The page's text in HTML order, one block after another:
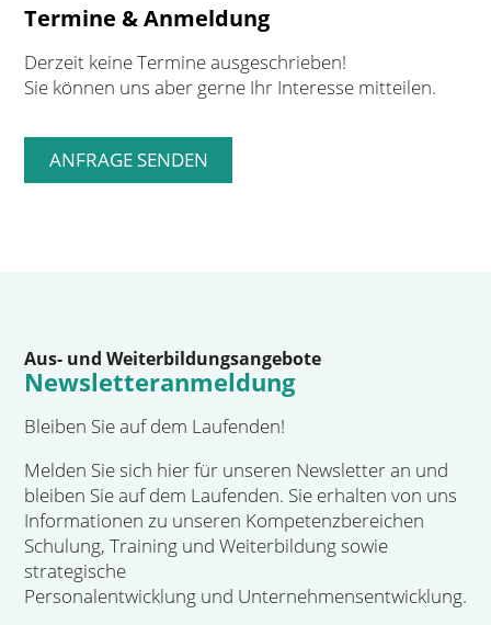
Termine & Anmeldung
Derzeit keine Termine ausgeschrieben!
Sie können uns aber gerne Ihr Interesse mitteilen.
Aus- und Weiterbildungsangebote
Newsletteranmeldung
Bleiben Sie auf dem Laufenden!
Melden Sie sich hier für unseren Newsletter an und
bleiben Sie auf dem Laufenden. Sie erhalten von uns
Informationen zu unseren Kompetenzbereichen
Schulung, Training und Weiterbildung sowie
strategische
Personalentwicklung und Unternehmensentwicklung.